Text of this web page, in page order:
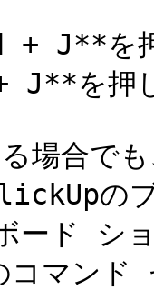
+ J**を
を押
場合で
の
ード シ
マンド